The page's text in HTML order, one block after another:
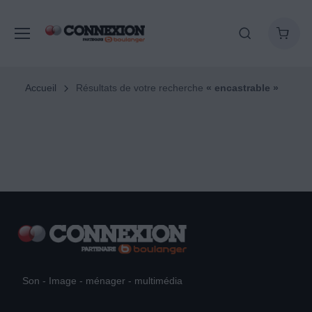
Accueil Résultats de votre recherche « encastrable »
Son - Image - ménager - multimédia